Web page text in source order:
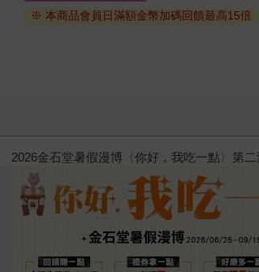
※ 本商品會員日滿額金幣加碼回饋最高15倍
原本只是跟全校第一美少
的存在（１）